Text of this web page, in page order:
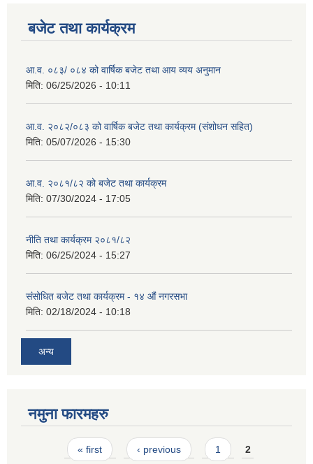
बजेट तथा कार्यक्रम
आ.व. ०८३/ ०८४ को वार्षिक बजेट तथा आय व्यय अनुमान
मिति: 06/25/2026 - 10:11
आ.व. २०८२/०८३ को वार्षिक बजेट तथा कार्यक्रम (संशोधन सहित)
मिति: 05/07/2026 - 15:30
आ.व. २०८१/८२ को बजेट तथा कार्यक्रम
मिति: 07/30/2024 - 17:05
नीति तथा कार्यक्रम २०८१/८२
मिति: 06/25/2024 - 15:27
संसोधित बजेट तथा कार्यक्रम - १४ औं नगरसभा
मिति: 02/18/2024 - 10:18
अन्य
नमुना फारमहरु
Pages« first ‹ previous 1 2